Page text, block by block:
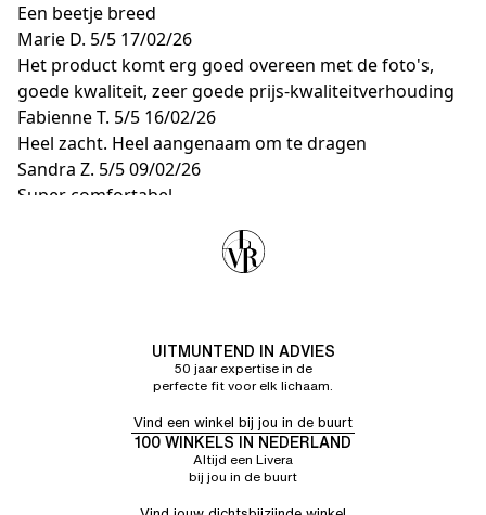
Een beetje breed
Marie D. 5/5 17/02/26
Het product komt erg goed overeen met de foto's,
goede kwaliteit, zeer goede prijs-kwaliteitverhouding
Fabienne T. 5/5 16/02/26
Heel zacht. Heel aangenaam om te dragen
Sandra Z. 5/509/02/26
Super comfortabel
UITMUNTEND IN ADVIES
50 jaar expertise in de
perfecte fit voor elk lichaam.
Vind een winkel bij jou in de buurt
100 WINKELS IN NEDERLAND
Altijd een Livera
bij jou in de buurt